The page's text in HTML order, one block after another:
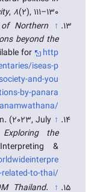
, 8(2), 111–130.
↑
Northern
beyond the
for
http
iseas-p
and-you
by-panara
↑
(2023, July
the
&
to-thai/
↑
Thailand.